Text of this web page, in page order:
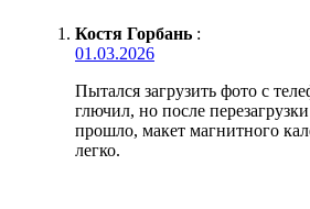
Костя Горбань :
01.03.2026
Пытался загрузить фото с
глючил, но после
прошло, макет магнитного
легко.